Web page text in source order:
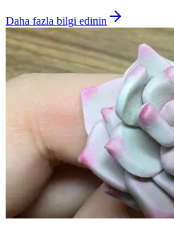
Daha fazla bilgi edinin